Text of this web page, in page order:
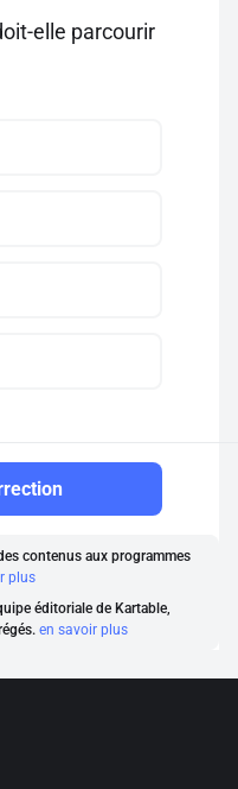
elle parcourir
contenus aux programmes
plus
éditoriale de Kartable,
en savoir plus